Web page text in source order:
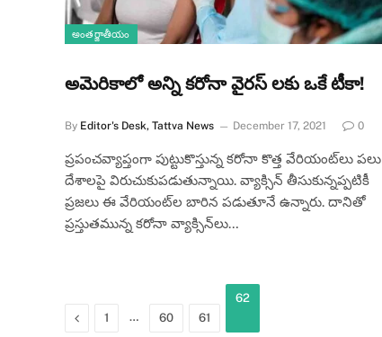
అంతర్జాతీయం
అమెరికాలో అన్ని కరోనా వైరస్ లకు ఒకే టీకా!
By Editor's Desk, Tattva News December 17, 2021 0
ప్రపంచవ్యాప్తంగా పుట్టుకొస్తున్న కరోనా కొత్త వేరియంట్‌లు పలు
దేశాలపై విరుచుకుపడుతున్నాయి. వ్యాక్సిన్‌ తీసుకున్నప్పటికీ
ప్రజలు ఈ వేరియంట్‌ల బారిన పడుతూనే ఉన్నారు. దానితో
ప్రస్తుతమున్న కరోనా వ్యాక్సిన్‌లు…
Previous
1 … 60 61
62